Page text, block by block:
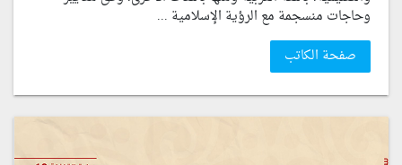
وحاجات منسجمة مع الرؤية الإسلامية ...
صفحة الكاتب